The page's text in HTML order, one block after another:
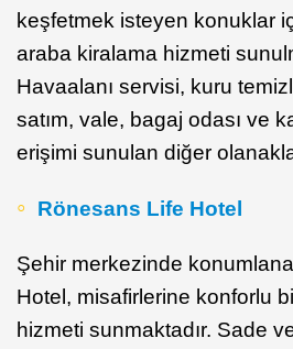
keşfetmek isteyen konuklar
araba kiralama hizmeti
Havaalanı servisi, kuru
satım, vale, bagaj odası ve
erişimi sunulan diğer
Rönesans Life Hotel
Şehir merkezinde
Hotel, misafirlerine konforlu
hizmeti sunmaktadır. Sade